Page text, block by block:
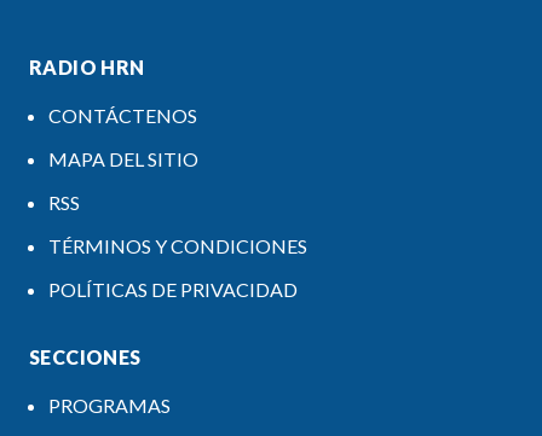
RADIO HRN
CONTÁCTENOS
MAPA DEL SITIO
RSS
TÉRMINOS Y CONDICIONES
POLÍTICAS DE PRIVACIDAD
SECCIONES
PROGRAMAS